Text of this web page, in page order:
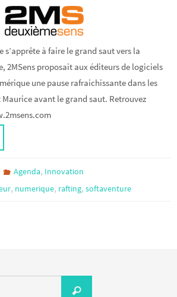
s’apprête à faire le grand saut vers la
proposait aux éditeurs de logiciels
une pause rafraichissante dans les
avant le grand saut. Retrouvez
Agenda, Innovation
, numerique, rafting,softaventure